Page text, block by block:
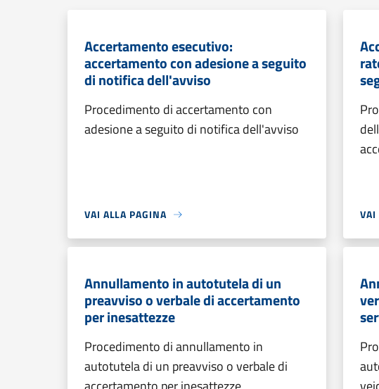
Accertamento esecutivo:
accertamento con adesione a seguito
di notifica dell'avviso
Procedimento di accertamento con
adesione a seguito di notifica dell'avviso
VAI ALLA PAGINA VAI
Annullamento in autotutela di un
preavviso o verbale di accertamento
per inesattezze
Procedimento di annullamento in
autotutela di un preavviso o verbale di